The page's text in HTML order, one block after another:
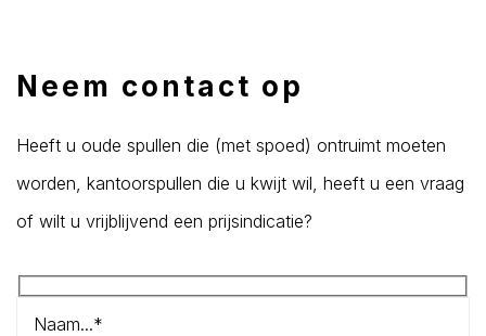
Neem contact op
Heeft u oude spullen die (met spoed) ontruimt moeten
worden, kantoorspullen die u kwijt wil, heeft u een vraag
of wilt u vrijblijvend een prijsindicatie?